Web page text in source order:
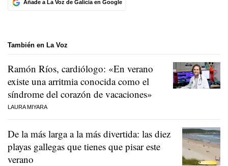
Añade a La Voz de Galicia en Google
También en La Voz
Ramón Ríos, cardiólogo: «En verano
existe una arritmia conocida como el
síndrome del corazón de vacaciones»
LAURA MIYARA
De la más larga a la más divertida: las diez
playas gallegas que tienes que pisar este
verano